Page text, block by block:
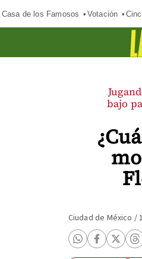
Casa de los Famosos Votación
bajo
Ciudad de México /